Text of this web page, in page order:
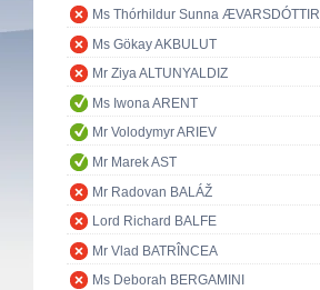
Ms Thórhildur Sunna ÆVARSDÓTTIR
Ms Gökay AKBULUT
Mr Ziya ALTUNYALDIZ
Ms Iwona ARENT
Mr Volodymyr ARIEV
Mr Marek AST
Mr Radovan BALÁŽ
Lord Richard BALFE
Mr Vlad BATRÎNCEA
Ms Deborah BERGAMINI